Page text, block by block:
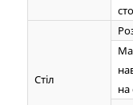
Стіл
на